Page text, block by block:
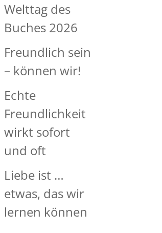
Welttag des
Buches 2026
Freundlich sein
– können wir!
Echte
Freundlichkeit
wirkt sofort
und oft
Liebe ist …
etwas, das wir
lernen können